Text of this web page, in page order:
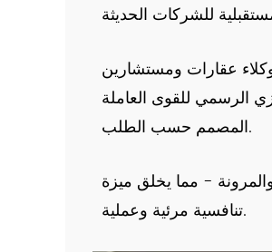
عقارات ومستشارين
الرسمي للقوى العاملة
المصمم حسب الطلب.
- مما يخلق ميزة
تنافسية مرئية وعملية.